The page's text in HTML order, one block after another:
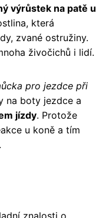
výrůstek na patě u
která
zvané ostružiny.
živočichů i lidí.
pro jezdce při
na boty jezdce a
jízdy. Protože
u koně a tím
znalosti o